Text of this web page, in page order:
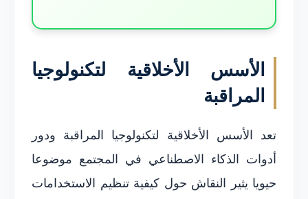
الأسس الأخلاقية لتكنولوجيا
المراقبة
تعد الأسس الأخلاقية لتكنولوجيا المراقبة ودور
أدوات الذكاء الاصطناعي في المجتمع موضوعا
حيويا يثير النقاش حول كيفية تنظيم الاستخدامات